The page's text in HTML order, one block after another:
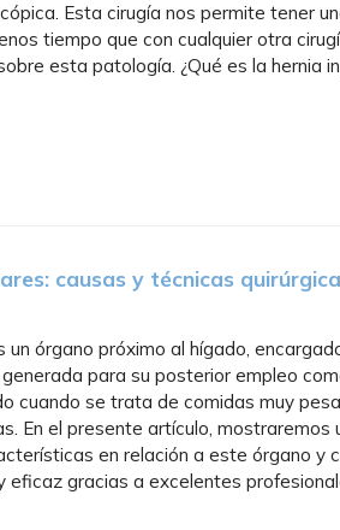
Esta cirugía nos permite tener
tiempo que con cualquier otra
esta patología. ¿Qué es la hernia
causas y técnicas
un órgano próximo al hígado,
para su posterior empleo
cuando se trata de comidas muy
En el presente artículo, mostraremos
en relación a este órgano y
eficaz gracias a excelentes